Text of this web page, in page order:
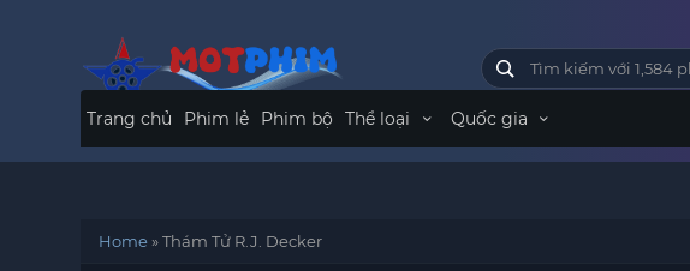
Trang chủ Phim lẻ Phim bộ Thể loại Quốc gia
Home»Thám Tử R.J. Decker